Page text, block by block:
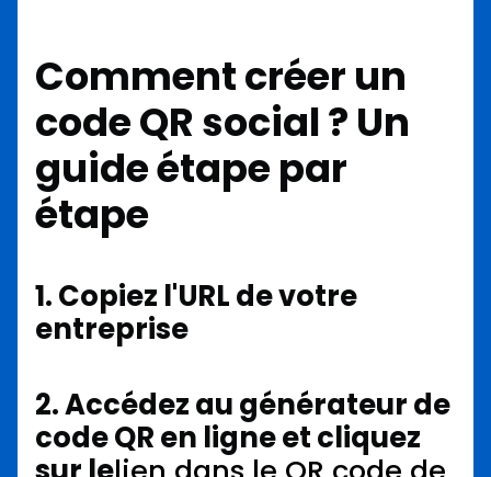
Comment créer un
code QR social ? Un
guide étape par
étape
1. Copiez l'URL de votre
entreprise
2. Accédez au générateur de
code QR en ligne et cliquez